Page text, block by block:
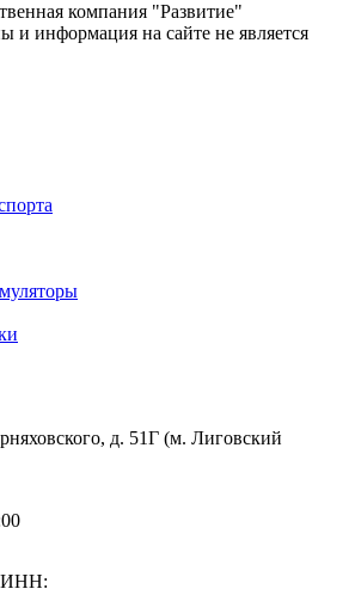
компания "Развитие"
и информация на сайте не является
д. 51Г (м. Лиговский
ИНН: